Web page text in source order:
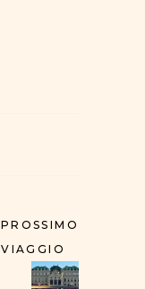
PROSSIMO
VIAGGIO